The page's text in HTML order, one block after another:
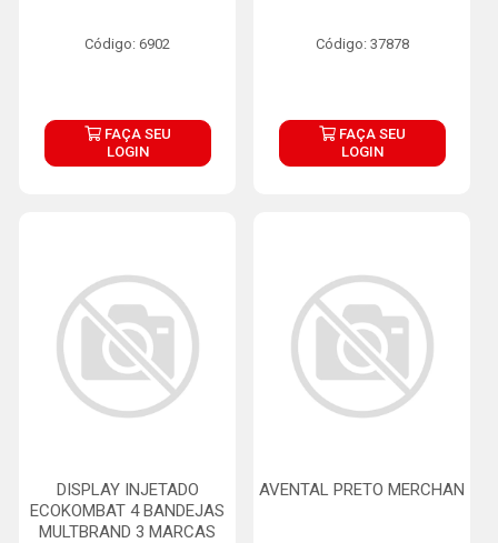
Código: 6902
FAÇA SEU
LOGIN
Código: 37878
FAÇA SEU
LOGIN
DISPLAY INJETADO
ECOKOMBAT 4 BANDEJAS
MULTBRAND 3 MARCAS
AVENTAL PRETO MERCHAN